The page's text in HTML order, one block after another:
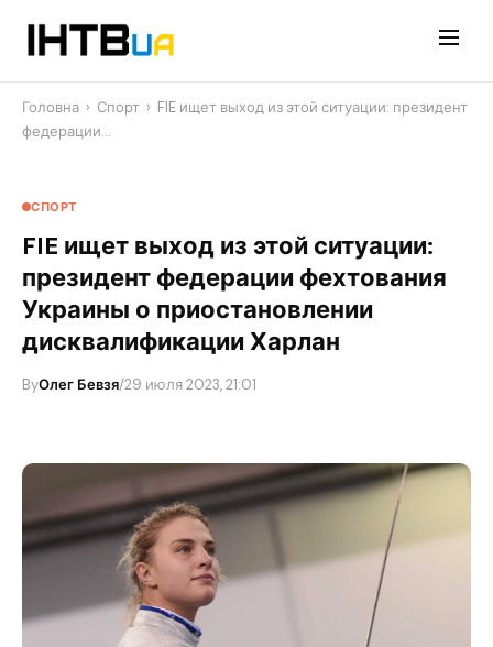
Головна › Спорт › FIE ищет выход из этой ситуации: президент
федерации…
СПОРТ
FIE ищет выход из этой ситуации:
президент федерации фехтования
Украины о приостановлении
дисквалификации Харлан
ByОлег Бевзя/29 июля 2023, 21:01